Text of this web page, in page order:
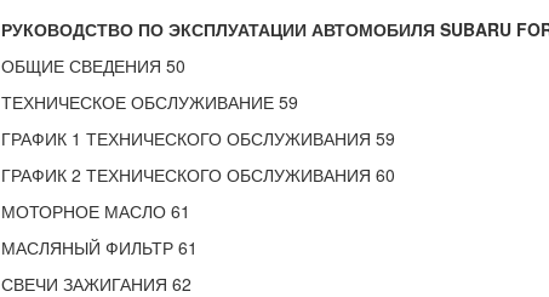
РУКОВОДСТВО ПО ЭКСПЛУАТАЦИИ АВТОМОБИЛЯ SUBARU
ОБЩИЕ СВЕДЕНИЯ 50
ТЕХНИЧЕСКОЕ ОБСЛУЖИВАНИЕ 59
ГРАФИК 1 ТЕХНИЧЕСКОГО ОБСЛУЖИВАНИЯ 59
ГРАФИК 2 ТЕХНИЧЕСКОГО ОБСЛУЖИВАНИЯ 60
МОТОРНОЕ МАСЛО 61
МАСЛЯНЫЙ ФИЛЬТР 61
СВЕЧИ ЗАЖИГАНИЯ 62